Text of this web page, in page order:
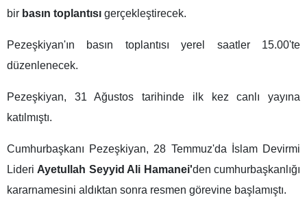
bir basın toplantısı gerçekleştirecek.
Pezeşkiyan'ın basın toplantısı yerel saatler 15.00'te
düzenlenecek.
Pezeşkiyan, 31 Ağustos tarihinde ilk kez canlı yayına
katılmıştı.
Cumhurbaşkanı Pezeşkiyan, 28 Temmuz'da İslam Devirmi
Lideri Ayetullah Seyyid Ali Hamanei'den cumhurbaşkanlığı
kararnamesini aldıktan sonra resmen görevine başlamıştı.